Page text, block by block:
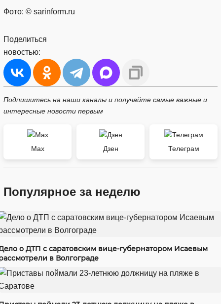
Фото: © sarinform.ru
Поделиться
новостью:
Подпишитесь на наши каналы и получайте самые важные и
интересные новости первым
Max Дзен Телеграм
Популярное за неделю
о ДТП с саратовским вице-губернатором Исаевым
в Волгограде